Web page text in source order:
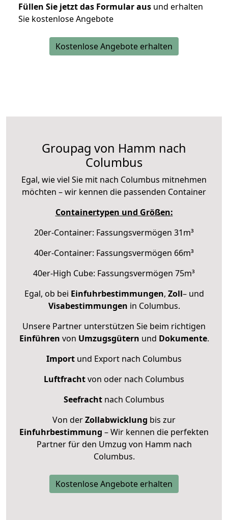
Füllen Sie jetzt das Formular aus und erhalten
Sie kostenlose Angebote
Kostenlose Angebote erhalten
Groupag von Hamm nach
Columbus
Egal, wie viel Sie mit nach Columbus mitnehmen
möchten – wir kennen die passenden Container
Containertypen und Größen:
20er-Container: Fassungsvermögen 31m³
40er-Container: Fassungsvermögen 66m³
40er-High Cube: Fassungsvermögen 75m³
Egal, ob bei Einfuhrbestimmungen, Zoll– und
Visabestimmungen in Columbus.
Unsere Partner unterstützen Sie beim richtigen
Einführen von Umzugsgütern und Dokumente.
Import und Export nach Columbus
Luftfrachtvon oder nach Columbus
Seefracht nach Columbus
Von derZollabwicklung bis zur
Einfuhrbestimmung – Wir kennen die perfekten
Partner für den Umzug von Hamm nach
Columbus.
Kostenlose Angebote erhalten